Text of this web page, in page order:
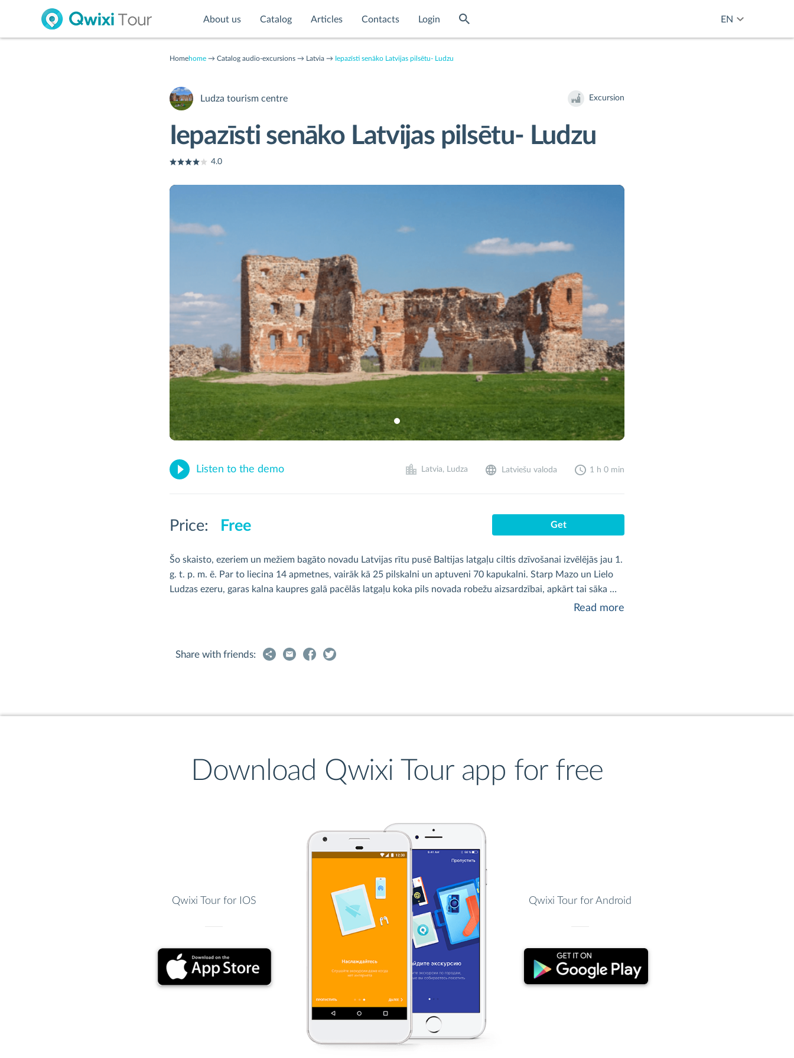
About us Catalog Articles Contacts Login EN
Homehome Catalog audio-excursions Latvia Iepazīsti senāko Latvijas pilsētu- Ludzu
Excursion
Ludza tourism centre
Iepazīsti senāko Latvijas pilsētu- Ludzu
4.0
Listen to the demo Latvia, Ludza Latviešu valoda 1 h 0 min
Price: Free Get
Šo skaisto, ezeriem un mežiem bagāto novadu Latvijas rītu pusē Baltijas latgaļu ciltis dzīvošanai izvēlējās jau 1.
g. t. p. m. ē. Par to liecina 14 apmetnes, vairāk kā 25 pilskalni un aptuveni 70 kapukalni. Starp Mazo un Lielo
Ludzas ezeru, garas kalna kaupres galā pacēlās latgaļu koka pils novada robežu aizsardzībai, apkārt tai sāka
augt rosīga un bagāta pilsētiņa, kuru nodēvēja pils ķēniņa meitas Lūcijas vārdā par Ludzu.
Read more
Share with friends:
Download Qwixi Tour app for free
Qwixi Tour for IOS Qwixi Tour for Android